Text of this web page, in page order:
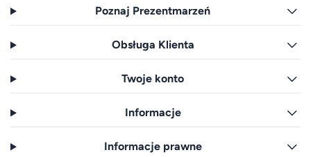
Poznaj Prezentmarzeń
Obsługa Klienta
Twoje konto
Informacje
Informacje prawne